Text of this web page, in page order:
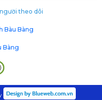
người theo dõi
Bàu Bàng
Bàng